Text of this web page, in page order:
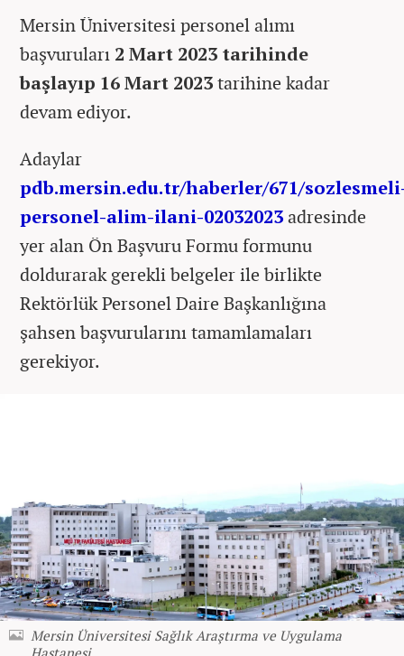
Mersin Üniversitesi personel alımı
başvuruları 2 Mart 2023 tarihinde
başlayıp 16 Mart 2023tarihine kadar
devam ediyor.
Adaylar
pdb.mersin.edu.tr/haberler/671/
personel-alim-ilani-02032023adresinde
yer alan Ön Başvuru Formu formunu
doldurarak gerekli belgeler ile birlikte
Rektörlük Personel Daire Başkanlığına
şahsen başvurularını tamamlamaları
gerekiyor.
Mersin Üniversitesi Sağlık Araştırma ve Uygulama
Hastanesi